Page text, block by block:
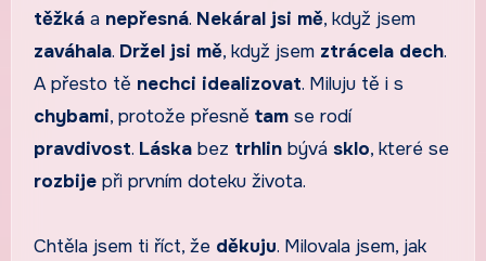
těžkáa nepřesná. Nekáral jsi mě, když jsem
zaváhala. Držel jsi mě, když jsem ztrácela dech.
A přesto tě nechci idealizovat. Miluju tě i s
chybami, protože přesně tamse rodí
pravdivost. Láskabez trhlinbývá sklo, které se
rozbijepři prvním doteku života.
Chtěla jsem ti říct, že děkuju. Milovala jsem, jak